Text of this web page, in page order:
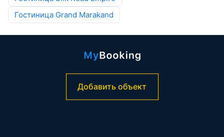
Гостиница Grand Marakand
Добавить объект